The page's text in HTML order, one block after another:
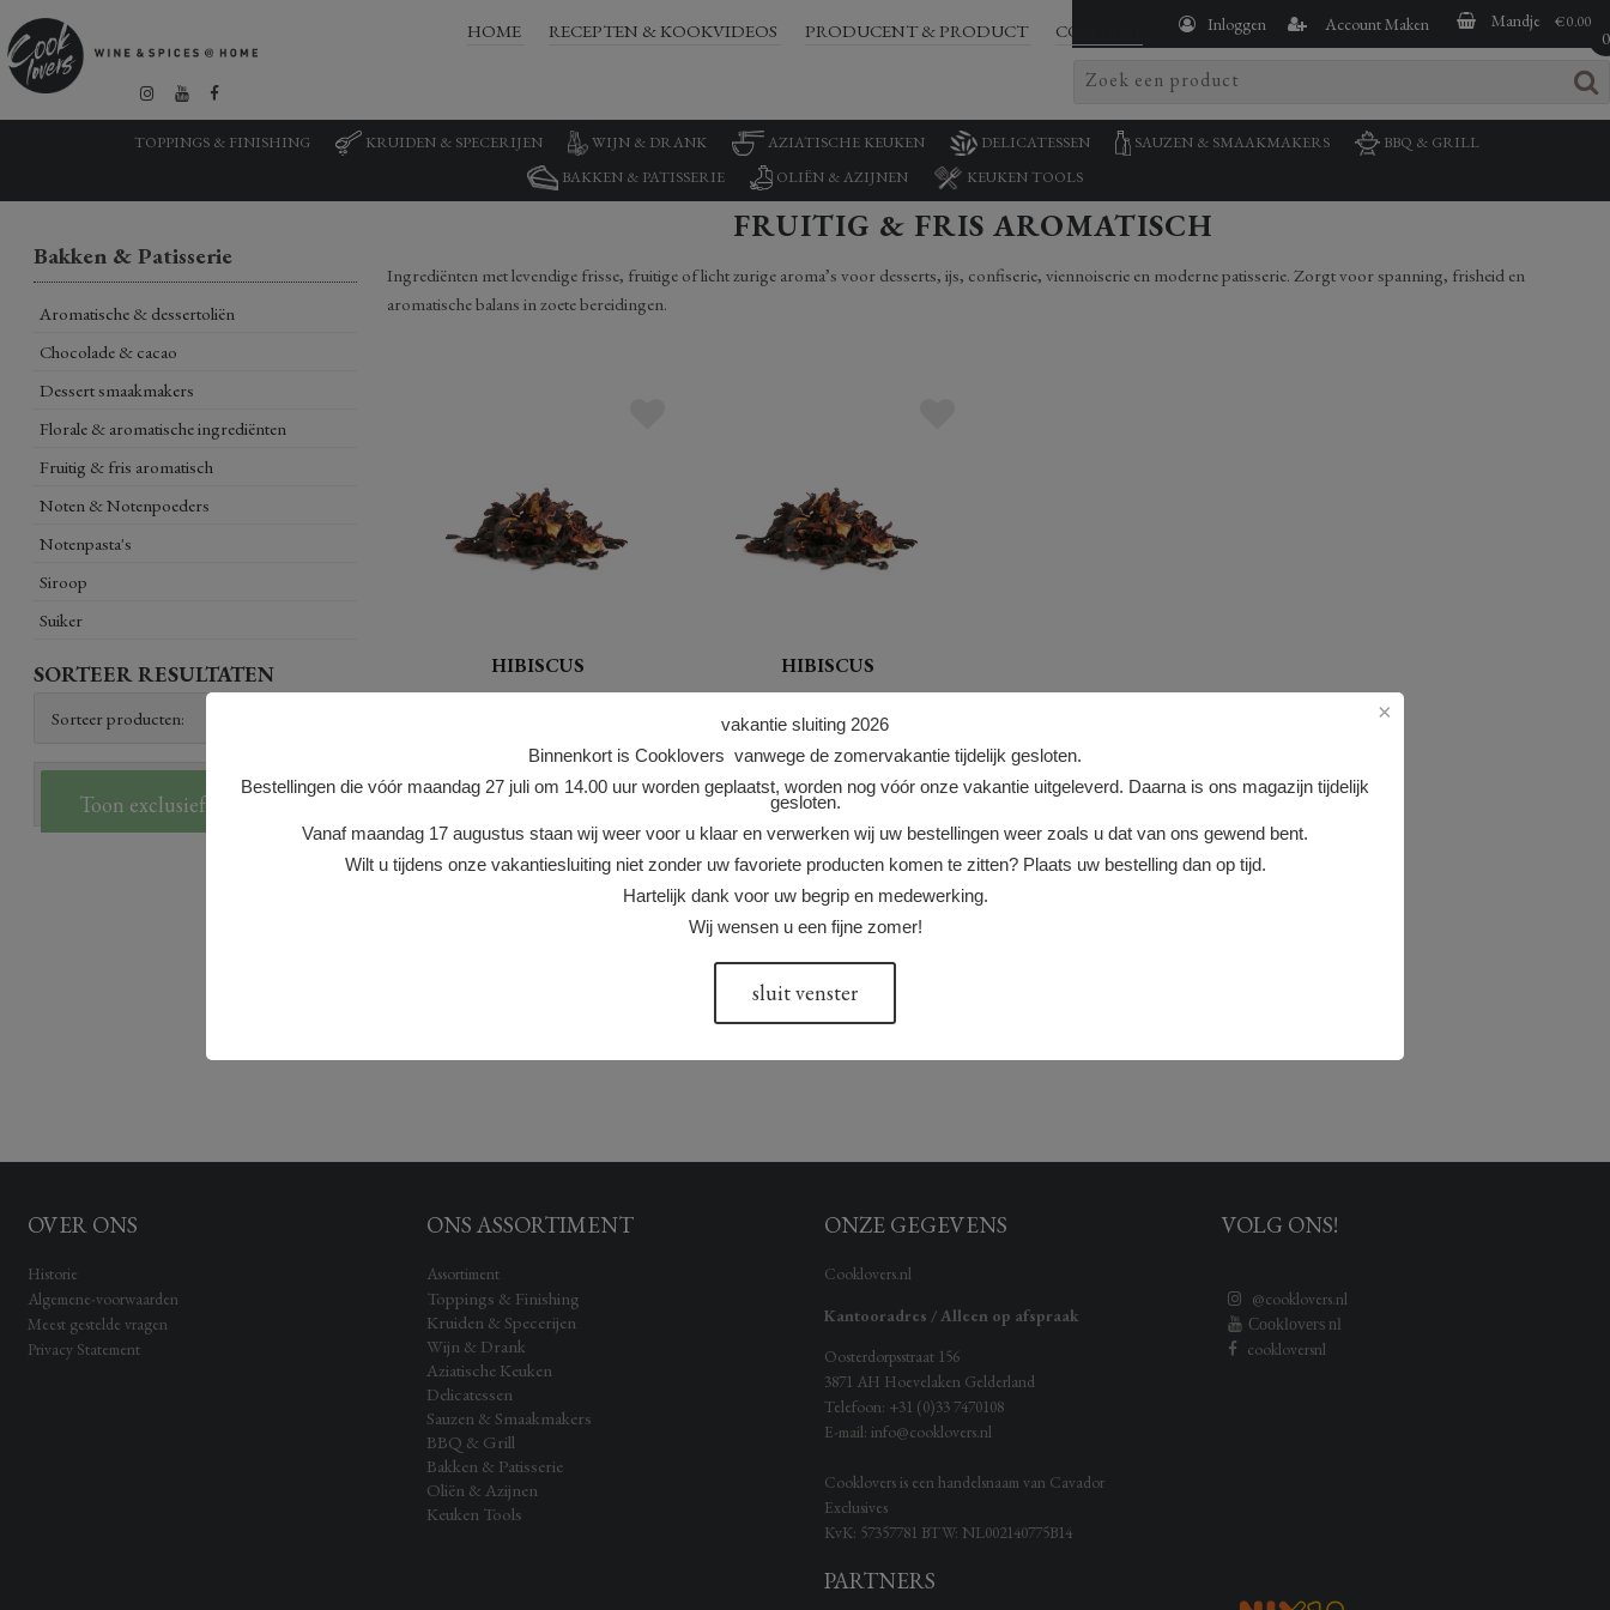
Inloggen Account Maken Mandje
0
€ 0.00
HOME RECEPTEN & KOOKVIDEOS PRODUCENT & PRODUCT CONTACT
×
vakantie sluiting 2026
Binnenkort is Cooklovers vanwege de zomervakantie tijdelijk gesloten.
Bestellingen die vóór maandag 27 juli om 14.00 uur worden geplaatst, worden nog vóór onze vakantie uitgeleverd. Daarna is ons magazijn tijdelijk
gesloten.
Vanaf maandag 17 augustus staan wij weer voor u klaar en verwerken wij uw bestellingen weer zoals u dat van ons gewend bent.
Wilt u tijdens onze vakantiesluiting niet zonder uw favoriete producten komen te zitten? Plaats uw bestelling dan op tijd.
Hartelijk dank voor uw begrip en medewerking.
Wij wensen u een fijne zomer!
sluit venster
TOPPINGS & FINISHING KRUIDEN & SPECERIJEN WIJN & DRANK AZIATISCHE KEUKEN DELICATESSEN SAUZEN & SMAAKMAKERS
BBQ & GRILL
BAKKEN & PATISSERIE
OLIËN & AZIJNEN KEUKEN TOOLS
Bakken & Patisserie
Aromatische & dessertoliën
Chocolade & cacao
Dessert smaakmakers
Florale & aromatische ingrediënten
Fruitig & fris aromatisch
Noten & Notenpoeders
Notenpasta's
Siroop
Suiker
SORTEER RESULTATEN
Prijzen zijn getoond inclusief btw
Toon exclusief BTW
FRUITIG & FRIS AROMATISCH
Ingrediënten met levendige frisse, fruitige of licht zurige aroma’s voor desserts, ijs, confiserie, viennoiserie en moderne patisserie. Zorgt voor spanning, frisheid en
aromatische balans in zoete bereidingen.
HIBISCUS
Gebruik gedroogde hibiscusbloemen
om meringue een subtiele cranberry-
achtige smaak te geven terwijl het een
prachtige kleur krijgt. Zodra ze fijn
ook een g (...)
Voorraad indicatie: 6 stuks
HIBISCUS
Gebruik gedroogde hibiscusbloemen
om meringue een subtiele cranberry-
achtige smaak te geven terwijl het een
prachtige kleur krijgt. Zodra ze fijn
gemalen zijn, zijn hibiscusbloemen
ook een g (...)
Voorraad indicatie: 10 stuks
17.50
OVER ONS
Historie
Algemene-voorwaarden
Meest gestelde vragen
Privacy Statement
ONS ASSORTIMENT
Assortiment
Toppings & Finishing
Kruiden & Specerijen
Wijn & Drank
Aziatische Keuken
Delicatessen
Sauzen & Smaakmakers
BBQ & Grill
Bakken & Patisserie
Oliën & Azijnen
Keuken Tools
ONZE GEGEVENS
Cooklovers.nl
Kantooradres / Alleen op afspraak
Oosterdorpsstraat 156
3871 AH Hoevelaken Gelderland
Telefoon: +31 (0)33 7470108
E-mail: info@cooklovers.nl
Cooklovers is een handelsnaam van Cavador
Exclusives
KvK: 57357781 BTW: NL002140775B14
PARTNERS
VOLG ONS!
@cooklovers.nl
Cooklovers nl
cookloversnl